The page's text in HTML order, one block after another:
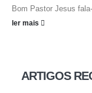
Bom Pastor Jesus
ler mais
ARTIGOS